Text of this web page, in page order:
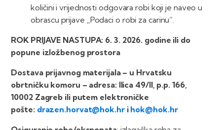
količini i vrijednosti odgovara robi koji je naveo u
obrascu prijave „Podaci o robi za carinu“.
ROK PRIJAVE NASTUPA: 6. 3. 2026. godine ili do
popune izložbenog prostora
Dostava prijavnog materijala – u Hrvatsku
obrtničku komoru – adresa: Ilica 49/II, p.p. 166,
10002 Zagreb ili putem elektroničke
pošte: drazen.horvat@hok.hri hok@hok.hr